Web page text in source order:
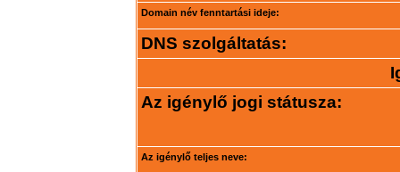
Domain név fenntartási ideje:
DNS szolgáltatás:
Az igénylő jogi státusza:
Az igénylő teljes neve: